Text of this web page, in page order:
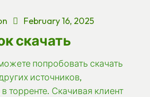
February 16, 2025
скачать
попробовать скачать
источников,
торренте. Скачивая клиент